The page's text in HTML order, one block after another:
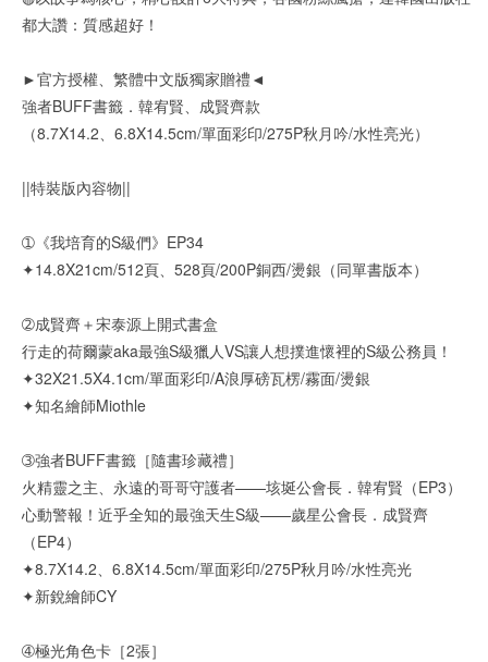
都大讚：質感超好！
►官方授權、繁體中文版獨家贈禮◄
強者BUFF書籤．韓宥賢、成賢齊款
（8.7X14.2、6.8X14.5cm/單面彩印/275P秋月吟/水性亮光）
||特裝版內容物||
➀《我培育的S級們》EP34
✦14.8X21cm/512頁、528頁/200P銅西/燙銀（同單書版本）
➁成賢齊＋宋泰源上開式書盒
行走的荷爾蒙aka最強S級獵人VS讓人想撲進懷裡的S級公務員！
✦32X21.5X4.1cm/單面彩印/A浪厚磅瓦楞/霧面/燙銀
✦知名繪師Miothle
➂強者BUFF書籤［隨書珍藏禮］
火精靈之主、永遠的哥哥守護者——垓埏公會長．韓宥賢（EP3）
心動警報！近乎全知的最強天生S級——歲星公會長．成賢齊
（EP4）
✦8.7X14.2、6.8X14.5cm/單面彩印/275P秋月吟/水性亮光
✦新銳繪師CY
➃極光角色卡［2張］